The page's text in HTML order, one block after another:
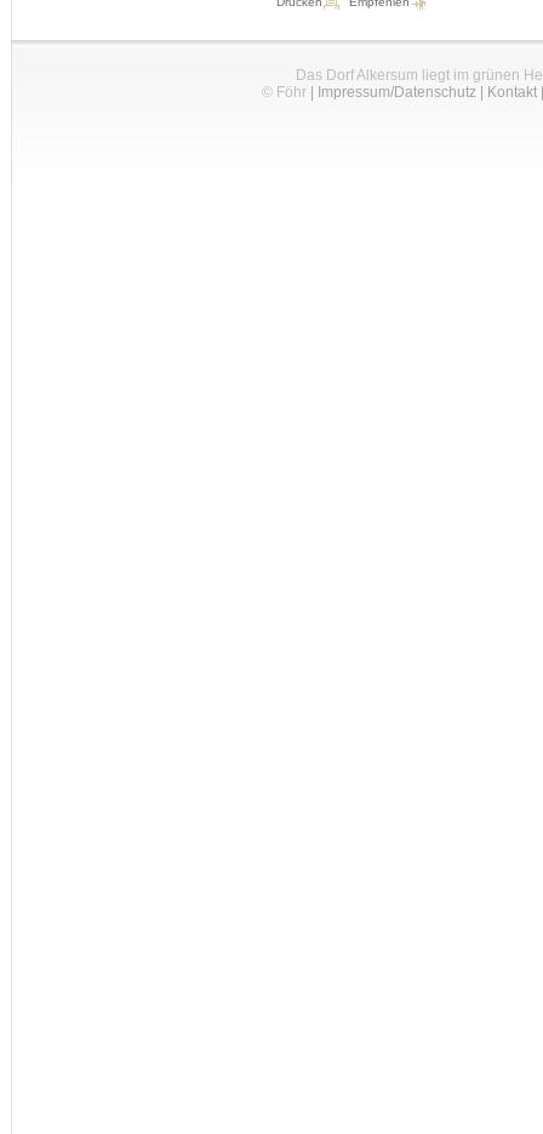
Das Dorf Alkersum liegt im grünen
© Föhr| Impressum/Datenschutz| Kontakt